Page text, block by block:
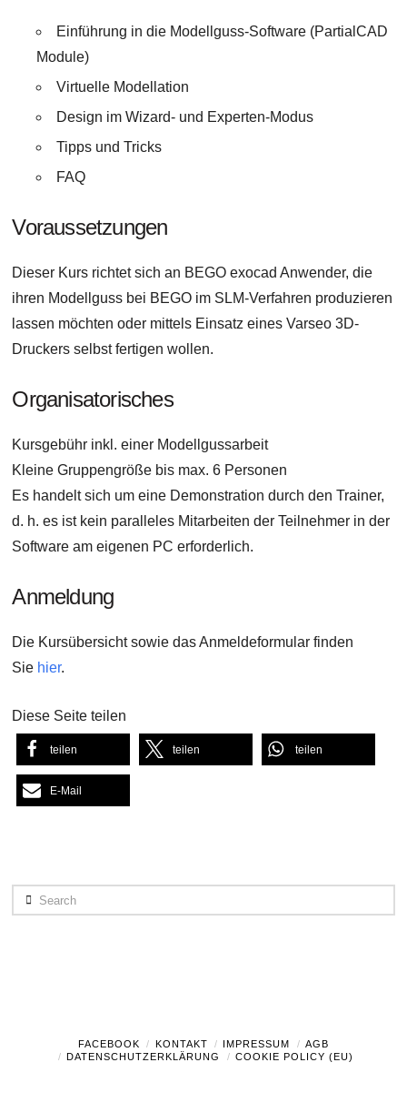
Einführung in die Modellguss-Software (PartialCAD
Module)
Virtuelle Modellation
Design im Wizard- und Experten-Modus
Tipps und Tricks
FAQ
Voraussetzungen
Dieser Kurs richtet sich an BEGO exocad Anwender, die
ihren Modellguss bei BEGO im SLM-Verfahren produzieren
lassen möchten oder mittels Einsatz eines Varseo 3D-
Druckers selbst fertigen wollen.
Organisatorisches
Kursgebühr inkl. einer Modellgussarbeit
Kleine Gruppengröße bis max. 6 Personen
Es handelt sich um eine Demonstration durch den Trainer,
d. h. es ist kein paralleles Mitarbeiten der Teilnehmer in der
Software am eigenen PC erforderlich.
Anmeldung
Die Kursübersicht sowie das Anmeldeformular finden
Sie hier.
Diese Seite teilen
teilen teilen teilen
E-Mail
Search
FACEBOOK KONTAKT IMPRESSUM
AGB
DATENSCHUTZERKLÄRUNG
COOKIE POLICY (EU)